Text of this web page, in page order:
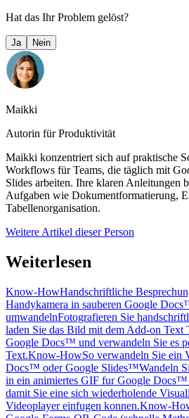
Hat das Ihr Problem gelöst?
Ja Nein
Maikki
Autorin für Produktivität
Maikki konzentriert sich auf praktische
Workflows für Teams, die täglich mit
Slides arbeiten. Ihre klaren Anleitungen
Aufgaben wie Dokumentformatierung,
Tabellenorganisation.
Weitere Artikel dieser Person
Weiterlesen
Know-HowHandschriftliche
Handykamera in sauberen Google
umwandelnFotografieren Sie
laden Sie das Bild mit dem Add-on Text
Google Docs™ und verwandeln Sie es
Text.Know-HowSo verwandeln Sie ein
Docs™ oder Google Slides™Wandeln
in ein animiertes GIF fur Google
damit Sie eine sich wiederholende
Videoplayer einfugen konnen.Know-